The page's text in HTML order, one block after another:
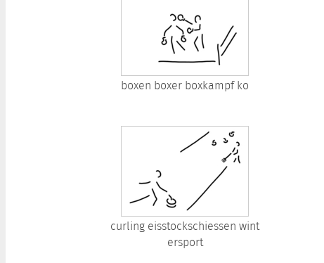
boxen boxer boxkampf ko
curling eisstockschiessen wint
ersport